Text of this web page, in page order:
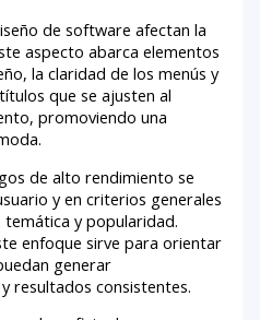
de software afectan la
aspecto abarca elementos
la claridad de los menús y
que se ajusten al
promoviendo una
de alto rendimiento se
y en criterios generales
y popularidad.
enfoque sirve para orientar
generar
resultados consistentes.